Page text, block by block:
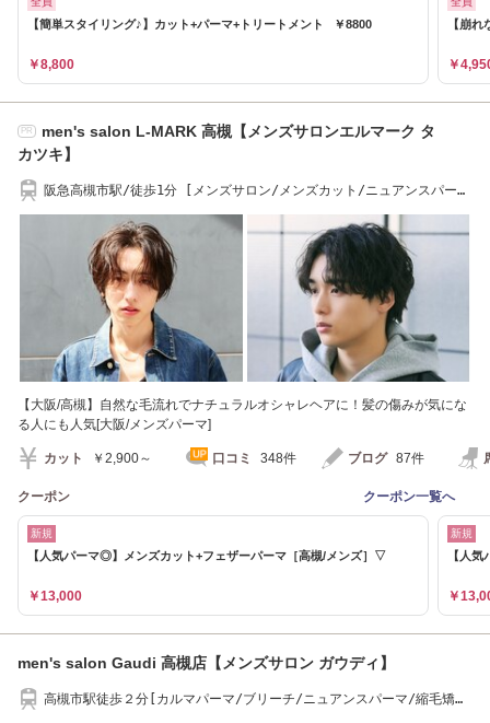
【簡単スタイリング♪】カット+パーマ+トリートメント ￥8800
￥8,800
【崩
￥
PR
men's salon L-MARK 高槻【メンズサロンエルマーク タ
カツキ】
阪急高槻市駅/徒歩1分 [メンズサロン/メンズカット/ニュアンスパー
【大阪/高槻】自然な毛流れでナチュラルオシャレヘアに！髪の傷みが気にな
る人にも人気[大阪/メンズパーマ]
カット ￥2,900～ 口コミ 348件 ブログ 87件
クーポン クーポン一覧へ
新規
【人気パーマ◎】メンズカット+フェザーパーマ［高槻/メンズ］▽
￥13,000
新規
【人
￥
men's salon Gaudi 高槻店【メンズサロン ガウディ】
高槻市駅徒歩２分[カルマパーマ/ブリーチ/ニュアンスパーマ/縮毛矯